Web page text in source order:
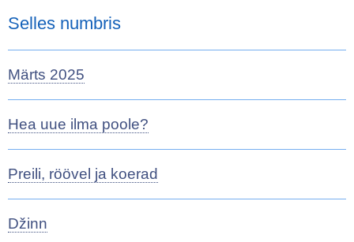
Selles numbris
Märts 2025
Hea uue ilma poole?
Preili, röövel ja koerad
Džinn